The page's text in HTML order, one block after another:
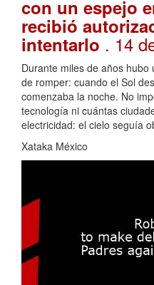
con un espejo
recibió
intentarlo . 14
Durante miles de años
de romper: cuando el Sol
comenzaba la noche. No
tecnología ni cuántas
electricidad: el cielo seguía
Xataka México